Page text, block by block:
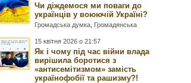
Чи діждемося ми поваги до
українців у воюючій Україні?
Громадська думка Громадянська
15 квітня 2026 о 21:57
Як і чому під час війни влада
вирішила боротися з
«антисемітизмом» замість
українофобії та рашизму?!